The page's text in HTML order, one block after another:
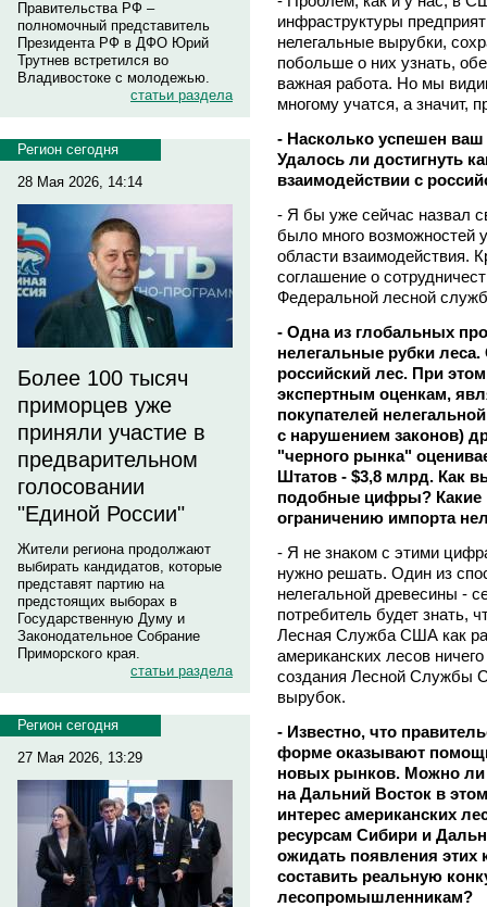
Правительства РФ –
полномочный представитель
Президента РФ в ДФО Юрий
Трутнев встретился во
Владивостоке с молодежью.
статьи раздела
Регион сегодня
28 Мая 2026, 14:14
Более 100 тысяч
приморцев уже
приняли участие в
предварительном
голосовании
"Единой России"
Жители региона продолжают
выбирать кандидатов, которые
представят партию на
предстоящих выборах в
Государственную Думу и
Законодательное Собрание
Приморского края.
статьи раздела
Регион сегодня
27 Мая 2026, 13:29
инфраструктуры
нелегальные вырубки,
побольше о них узнать,
важная работа. Но мы
многому учатся, а значит,
- Насколько успешен ваш
Удалось ли достигнуть
взаимодействии с
- Я бы уже сейчас назвал
было много возможностей
области взаимодействия.
соглашение о
Федеральной лесной
- Одна из глобальных
нелегальные рубки леса.
российский лес. При
экспертным оценкам,
покупателей
с нарушением законов)
"черного рынка"
Штатов - $3,8 млрд. Как
подобные цифры?
ограничению импорта
- Я не знаком с этими
нужно решать. Один из
нелегальной древесины -
потребитель будет знать,
Лесная Служба США как
американских лесов
создания Лесной Службы
вырубок.
- Известно, что
форме оказывают
новых рынков. Можно ли
на Дальний Восток в
интерес американских
ресурсам Сибири и
ожидать появления этих
составить реальную
лесопромышленникам?